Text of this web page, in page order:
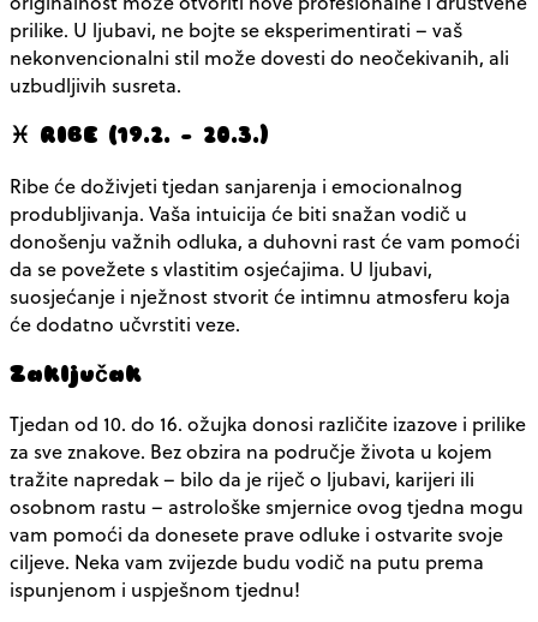
prilike. U ljubavi, ne bojte se eksperimentirati – vaš
nekonvencionalni stil može dovesti do neočekivanih, ali
uzbudljivih susreta.
♓ RIBE (19.2. – 20.3.)
Ribe će doživjeti tjedan sanjarenja i emocionalnog
produbljivanja. Vaša intuicija će biti snažan vodič u
donošenju važnih odluka, a duhovni rast će vam pomoći
da se povežete s vlastitim osjećajima. U ljubavi,
suosjećanje i nježnost stvorit će intimnu atmosferu koja
će dodatno učvrstiti veze.
Zaključak
Tjedan od 10. do 16. ožujka donosi različite izazove i prilike
za sve znakove. Bez obzira na područje života u kojem
tražite napredak – bilo da je riječ o ljubavi, karijeri ili
osobnom rastu – astrološke smjernice ovog tjedna mogu
vam pomoći da donesete prave odluke i ostvarite svoje
ciljeve. Neka vam zvijezde budu vodič na putu prema
ispunjenom i uspješnom tjednu!